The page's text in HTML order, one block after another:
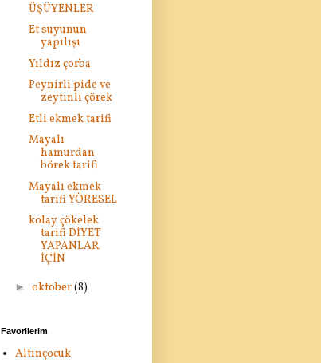
ÜŞÜYENLER
Et suyunun
yapılışı
Yıldız çorba
Peynirli pide ve
zeytinli çörek
Etli ekmek tarifi
Mayalı
hamurdan
börek tarifi
Mayalı ekmek
tarifi YÖRESEL
kolay çökelek
tarifi DİYET
YAPANLAR
İÇİN
► oktober(8)
Favorilerim
Altınçocuk